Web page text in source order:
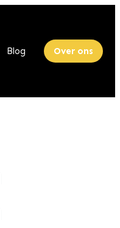
Blog Over ons